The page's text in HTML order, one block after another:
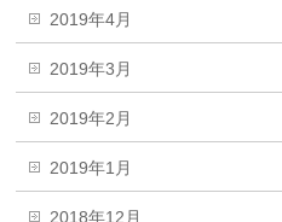
2019年4月
2019年3月
2019年2月
2019年1月
2018年12月